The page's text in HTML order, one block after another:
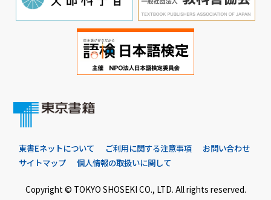
東書Eネットについて ご利用に関する注意事項
お問い合わせ
サイトマップ
個人情報の取扱いに関して
Copyright © TOKYO SHOSEKI CO., LTD. All rights reserved.